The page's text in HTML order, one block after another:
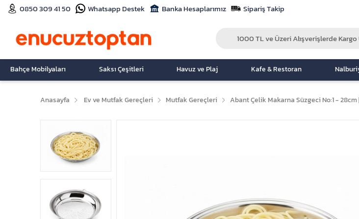
0850 309 41 50 Whatsapp Destek Banka Hesaplarımız Sipariş Takip
Bahçe Mobilyaları Saksı Çeşitleri Havuz ve Plaj Kafe & Restoran
Anasayfa Ev ve Mutfak Gereçleri Mutfak Gereçleri Abant Çelik Makarna Süzgeci No:1 - 28cm